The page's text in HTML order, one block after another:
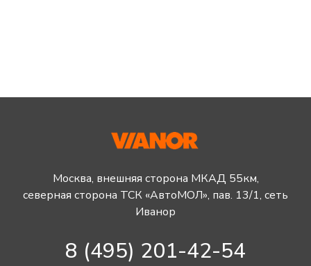
Москва, внешняя сторона МКАД 55км,
северная сторона ТСК «АвтоМОЛ», пав. 13/1, сеть
Иванор
8 (495) 201-42-54